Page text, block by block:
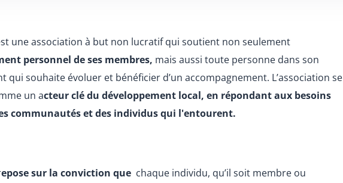
une association à but non lucratif qui soutient non seulement
personnel de ses membres, mais aussi toute personne dans son
qui souhaite évoluer et bénéficier d’un accompagnement. L’association se
un acteur clé du développement local, en répondant aux besoins
communautés et des individus qui l'entourent.
epose sur la conviction que chaque individu, qu’il soit membre ou